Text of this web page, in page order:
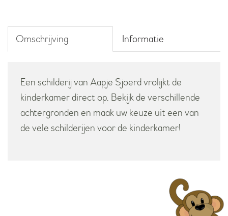
Omschrijving Informatie
Een schilderij van Aapje Sjoerd vrolijkt de
kinderkamer direct op. Bekijk de verschillende
achtergronden en maak uw keuze uit een van
de vele schilderijen voor de kinderkamer!